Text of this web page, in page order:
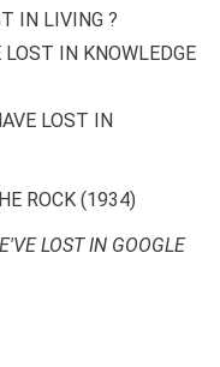
IN LIVING ?
IN KNOWLEDGE
LOST IN
ROCK (1934)
LOST IN GOOGLE